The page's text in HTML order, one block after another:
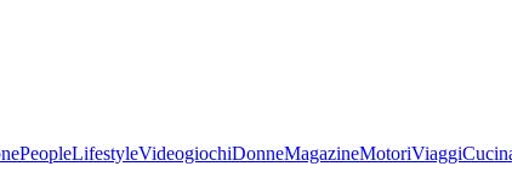
PeopleLifestyleVideogiochiDonneMagazineMotoriViaggi